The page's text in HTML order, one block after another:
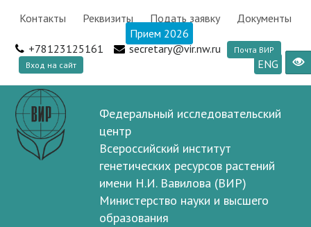
Контакты Реквизиты Подать заявку
Документы
Прием 2026
+78123125161
secretary@vir.nw.ru
Почта ВИР
Вход на сайт
ENG
Федеральный исследовательский
центр
Всероссийский институт
генетических ресурсов растений
имени Н.И. Вавилова (ВИР)
Министерство науки и высшего
образования